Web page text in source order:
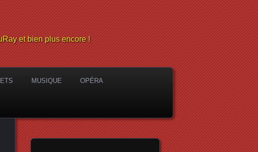
et bien plus encore !
MUSIQUE OPÉRA